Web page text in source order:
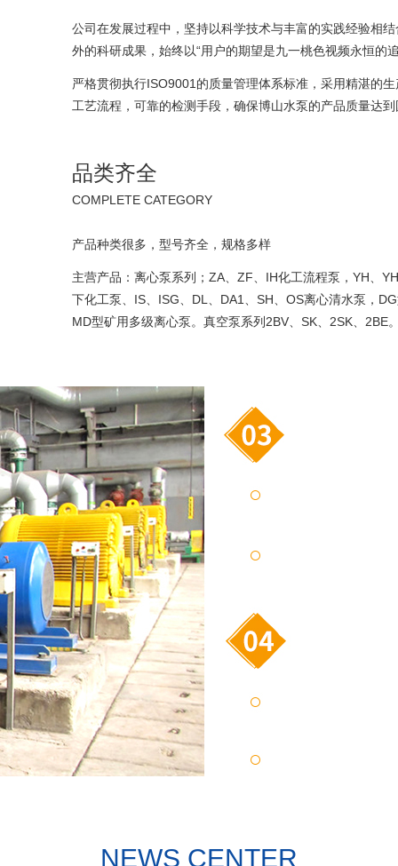
公司在发展过程中，坚持以科学技术与丰富的实践经验相
外的科研成果，始终以“用户的期望是九一桃色视频永恒的
严格贯彻执行ISO9001的质量管理体系标准，采用精湛的
工艺流程，可靠的检测手段，确保博山水泵的产品质量达
品类齐全
COMPLETE CATEGORY
产品种类很多，型号齐全，规格多样
主营产品：离心泵系列；ZA、ZF、IH化工流程泵，YH、
下化工泵、IS、ISG、DL、DA1、SH、OS离心清水泵，
MD型矿用多级离心泵。真空泵系列2BV、SK、2SK、2BE
NEWS CENTER